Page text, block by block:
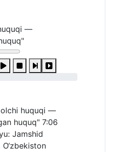
—
huquqi —
huquq" 7:06
Jamshid